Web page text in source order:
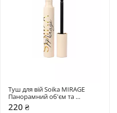
Туш для вій Soika MIRAGE
Панорамний об'єм та
подовження
220 ₴